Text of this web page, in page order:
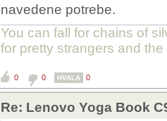
navedene potrebe.
You can fall for chains of
for pretty strangers and
0 0 HVALA 0
Re: Lenovo Yoga Book